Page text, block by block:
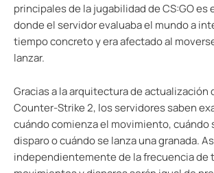
principales de la jugabilidad de CS:GO es
donde el servidor evaluaba el mundo a
tiempo concreto y era afectado al
lanzar.
Gracias a la arquitectura de actualización
Counter-Strike 2, los servidores saben
cuándo comienza el movimiento, cuándo
disparo o cuándo se lanza una granada.
independientemente de la frecuencia de